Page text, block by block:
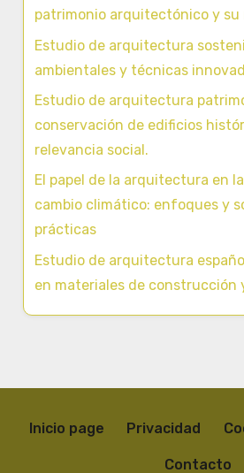
patrimonio arquitectónico y su
Estudio de arquitectura
ambientales y técnicas
Estudio de arquitectura
conservación de edificios
relevancia social.
El papel de la arquitectura en
cambio climático: enfoques y
prácticas
Estudio de arquitectura
en materiales de construcción
Inicio page Privacidad
Contacto